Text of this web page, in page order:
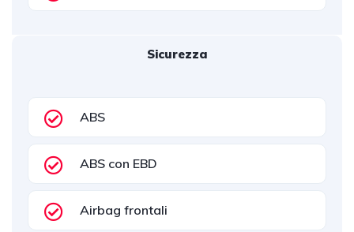
Sicurezza
ABS
ABS con EBD
Airbag frontali